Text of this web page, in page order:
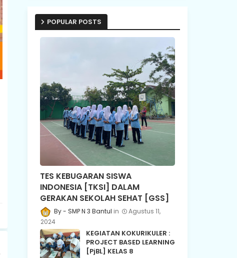
POPULAR POSTS
TES KEBUGARAN SISWA
INDONESIA [TKSI] DALAM
GERAKAN SEKOLAH SEHAT [GSS]
SMP N 3 Bantul
Agustus 11,
2024
KEGIATAN KOKURIKULER :
PROJECT BASED LEARNING
[PjBL] KELAS 8